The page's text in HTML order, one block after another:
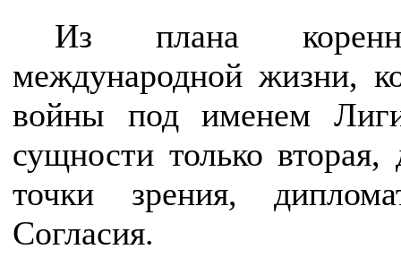
Из плана
международной жизни,
войны под именем
сущности только
точки зрения,
Согласия.